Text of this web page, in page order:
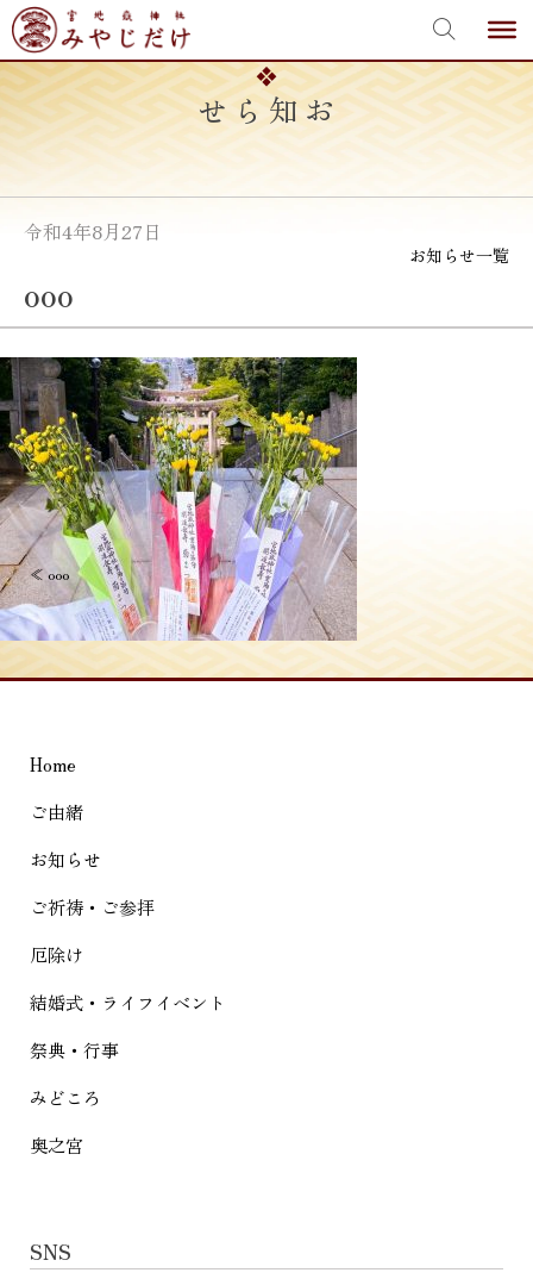
Skip
to
content
お知らせ
令和4年8月27日
お知らせ一覧
ooo
投
稿
ナ
ビ
ー
シ
ョ
ン
≪ ooo
Home
ご由緒
お知らせ
ご祈祷・ご参拝
厄除け
結婚式・ライフイベント
祭典・行事
みどころ
奥之宮
SNS